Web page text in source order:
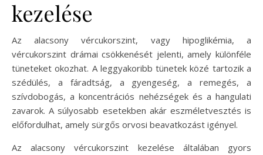
kezelése
Az alacsony vércukorszint, vagy hipoglikémia, a
vércukorszint drámai csökkenését jelenti, amely különféle
tüneteket okozhat. A leggyakoribb tünetek közé tartozik a
szédülés, a fáradtság, a gyengeség, a remegés, a
szívdobogás, a koncentrációs nehézségek és a hangulati
zavarok. A súlyosabb esetekben akár eszméletvesztés is
előfordulhat, amely sürgős orvosi beavatkozást igényel.
Az alacsony vércukorszint kezelése általában gyors